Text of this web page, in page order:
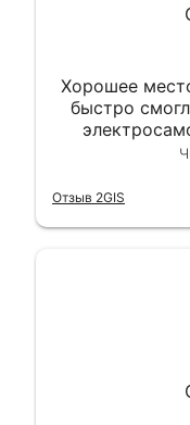
Хорошее
быстро
вышло
Отзыв 2GIS